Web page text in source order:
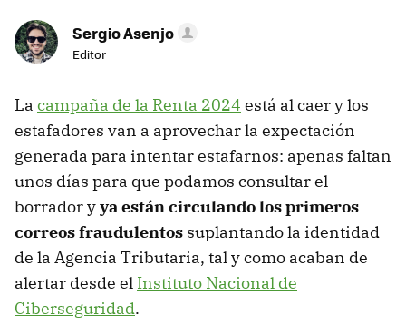
Sergio Asenjo
Editor
La campaña de la Renta 2024 está al caer y los
estafadores van a aprovechar la expectación
generada para intentar estafarnos: apenas faltan
unos días para que podamos consultar el
borrador yya están circulando los primeros
correos fraudulentos suplantando la identidad
de la Agencia Tributaria, tal y como acaban de
alertar desde el Instituto Nacional de
Ciberseguridad.